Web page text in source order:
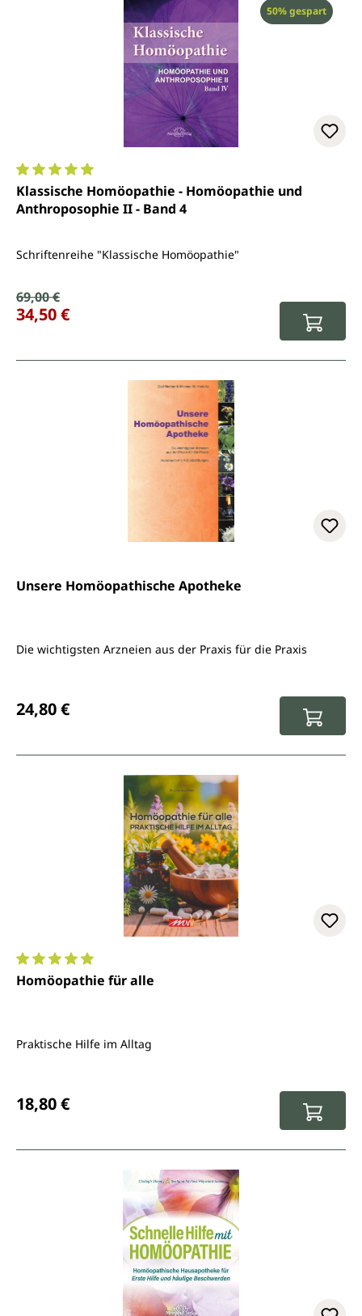
Rabatt
50% gespart
Durchschnittliche Bewertung von 5 von 5 Sternen
Klassische Homöopathie - Homöopathie und
Anthroposophie II - Band 4
Schriftenreihe "Klassische Homöopathie"
Verkaufspreis:
Regulärer Preis:
69,00 €
34,50 €
Unsere Homöopathische Apotheke
Die wichtigsten Arzneien aus der Praxis für die Praxis
24,80 €
Durchschnittliche Bewertung von 5 von 5 Sternen
Homöopathie für alle
Praktische Hilfe im Alltag
18,80 €